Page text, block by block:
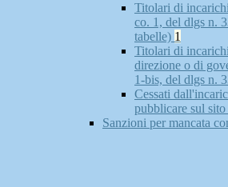
Titolari di
co. 1, del dlgs n.
tabelle) 1
Titolari di
direzione o di
1-bis, del dlgs n.
Cessati
pubblicare sul
Sanzioni per mancata